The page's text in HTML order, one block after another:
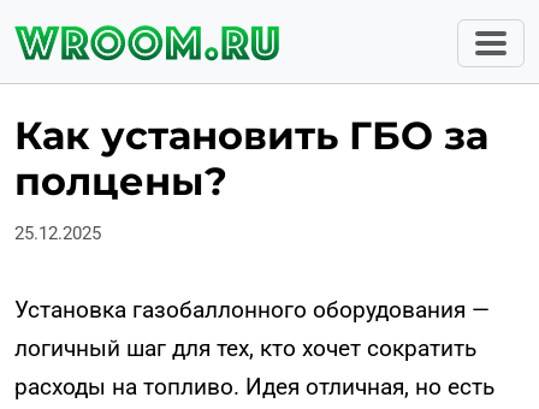
Как установить ГБО за
полцены?
25.12.2025
Установка газобаллонного оборудования —
логичный шаг для тех, кто хочет сократить
расходы на топливо. Идея отличная, но есть